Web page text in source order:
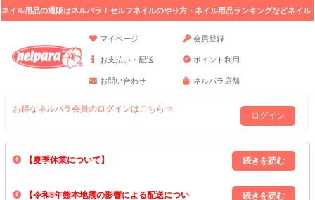
ネイル用品の通販はネルパラ！セルフネイルのやり方・ネイル用品ランキングなどネイル
マイページ
会員登録
お支払い・配送 ポイント利用
お問い合わせ ネルパラ店舗
お得なネルパラ会員のログインはこちら⇒
ログイン
【夏季休業について】
8/13(木)～8/16(日)の間｢出荷業務・お問い合わせ業務｣はお休みいたしま
【令和8年熊本地震の影響による配送につい